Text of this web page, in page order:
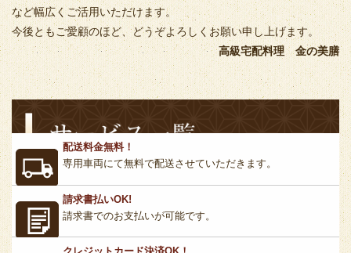
など幅広くご活用いただけます。
今後ともご愛顧のほど、どうぞよろしくお願い申し上げます。
高級宅配料理 金の美膳
配送料金無料！
専用車両にて無料で配送させていただきます。
請求書払いOK!
請求書でのお支払いが可能です。